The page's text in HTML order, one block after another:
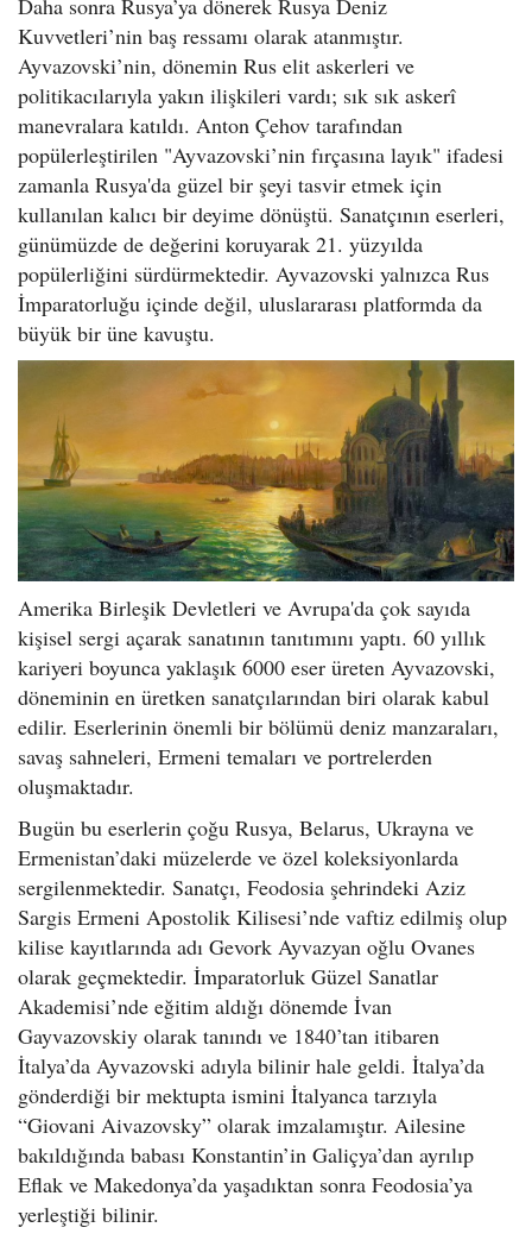
Kuvvetleri’nin baş ressamı olarak atanmıştır.
Ayvazovski’nin, dönemin Rus elit askerleri ve
politikacılarıyla yakın ilişkileri vardı; sık sık askerî
manevralara katıldı. Anton Çehov tarafından
popülerleştirilen "Ayvazovski’nin fırçasına layık" ifadesi
zamanla Rusya'da güzel bir şeyi tasvir etmek için
kullanılan kalıcı bir deyime dönüştü. Sanatçının eserleri,
günümüzde de değerini koruyarak 21. yüzyılda
popülerliğini sürdürmektedir. Ayvazovski yalnızca Rus
İmparatorluğu içinde değil, uluslararası platformda da
büyük bir üne kavuştu.
Amerika Birleşik Devletleri ve Avrupa'da çok sayıda
kişisel sergi açarak sanatının tanıtımını yaptı. 60 yıllık
kariyeri boyunca yaklaşık 6000 eser üreten Ayvazovski,
döneminin en üretken sanatçılarından biri olarak kabul
edilir. Eserlerinin önemli bir bölümü deniz manzaraları,
savaş sahneleri, Ermeni temaları ve portrelerden
oluşmaktadır.
Bugün bu eserlerin çoğu Rusya, Belarus, Ukrayna ve
Ermenistan’daki müzelerde ve özel koleksiyonlarda
sergilenmektedir. Sanatçı, Feodosia şehrindeki Aziz
Sargis Ermeni Apostolik Kilisesi’nde vaftiz edilmiş olup
kilise kayıtlarında adı Gevork Ayvazyan oğlu Ovanes
olarak geçmektedir. İmparatorluk Güzel Sanatlar
Akademisi’nde eğitim aldığı dönemde İvan
Gayvazovskiy olarak tanındı ve 1840’tan itibaren
İtalya’da Ayvazovski adıyla bilinir hale geldi. İtalya’da
gönderdiği bir mektupta ismini İtalyanca tarzıyla
“Giovani Aivazovsky” olarak imzalamıştır. Ailesine
bakıldığında babası Konstantin’in Galiçya’dan ayrılıp
Eflak ve Makedonya’da yaşadıktan sonra Feodosia’ya
yerleştiği bilinir.